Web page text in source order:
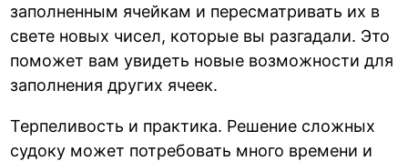
заполненным ячейкам и пересматривать их в
свете новых чисел, которые вы разгадали. Это
поможет вам увидеть новые возможности для
заполнения других ячеек.
Терпеливость и практика. Решение сложных
судоку может потребовать много времени и